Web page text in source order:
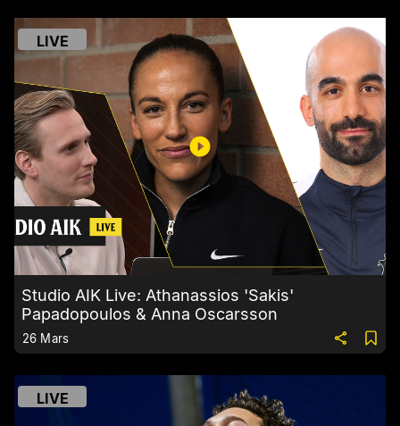
LIVE
Studio AIK Live: Athanassios 'Sakis'
Papadopoulos & Anna Oscarsson
26 Mars
LIVE